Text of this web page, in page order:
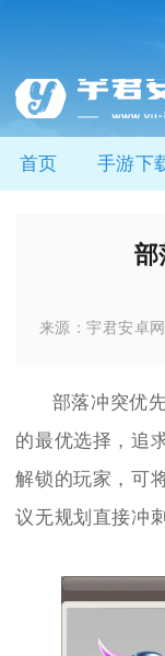
首页 手游下
部
来源：宇君安卓网
部落冲突优
的最优选择，追
解锁的玩家，可
议无规划直接冲